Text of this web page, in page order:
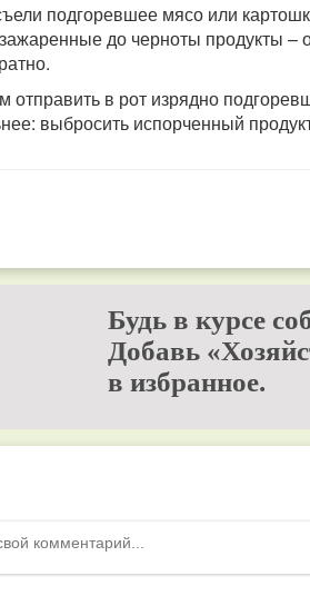
подгоревшее мясо или
до черноты продукты –
отправить в рот изрядно
выбросить испорченный
Будь в курсе
Добавь
в избранное.